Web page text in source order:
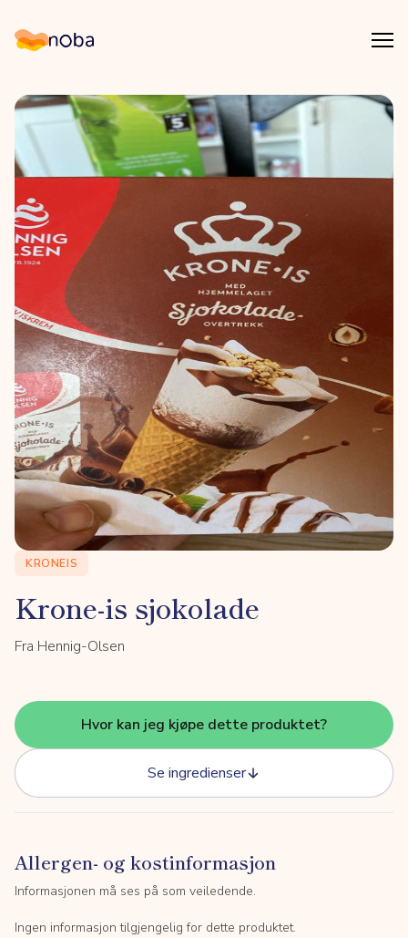
Noba
KRONEIS
Krone-is sjokolade
Fra Hennig-Olsen
Hvor kan jeg kjøpe dette produktet?
Se ingredienser
Allergen- og kostinformasjon
Informasjonen må ses på som veiledende.
Ingen informasjon tilgjengelig for dette produktet.